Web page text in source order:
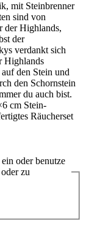
mit Steinbrenner
sind von
der Highlands,
der
verdankt sich
Highlands
den Stein und
den Schornstein
du auch bist.
cm Stein-
Räucherset
oder benutze
zu